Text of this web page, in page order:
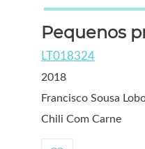
Pequenos
LT018324
2018
Francisco Sousa
Chili Com Carne